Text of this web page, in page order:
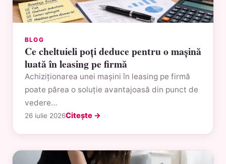
BLOG
Ce cheltuieli poți deduce pentru o mașină
luată în leasing pe firmă
Achiziționarea unei mașini în leasing pe firmă
poate părea o soluție avantajoasă din punct de
vedere…
26 iulie 2026Citește →